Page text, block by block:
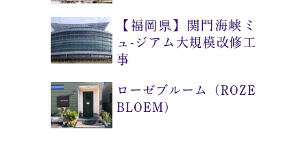
【福岡県】関門海峡ミ
ュ-ジアム大規模改修工
事
ローゼブルーム（ROZE
BLOEM)